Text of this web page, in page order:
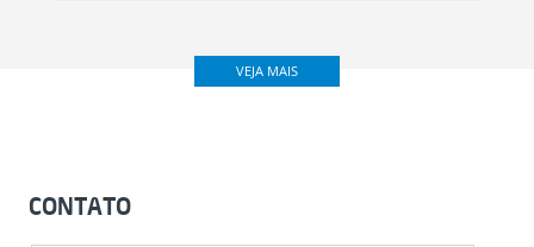
VEJA MAIS
CONTATO